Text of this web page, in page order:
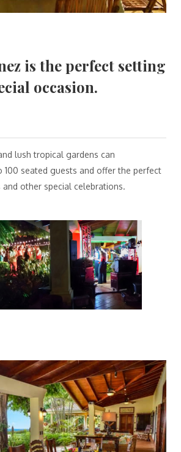
is the perfect setting
occasion.
lush tropical gardens can
100 seated guests and offer the perfect
other special celebrations.